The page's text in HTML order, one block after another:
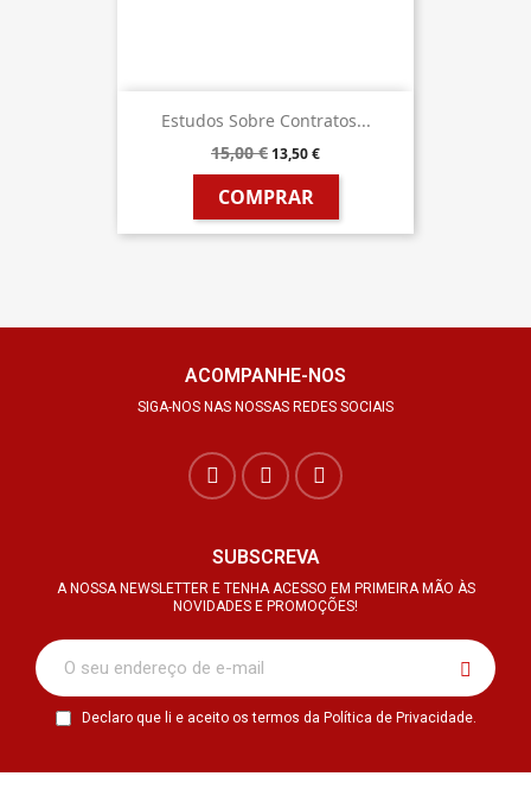
Estudos Sobre Contratos...
15,00 € 13,50 €
COMPRAR
ACOMPANHE-NOS
SIGA-NOS NAS NOSSAS REDES SOCIAIS
SUBSCREVA
A NOSSA NEWSLETTER E TENHA ACESSO EM PRIMEIRA MÃO ÀS
NOVIDADES E PROMOÇÕES!
Declaro que li e aceito os termos da Política de Privacidade.